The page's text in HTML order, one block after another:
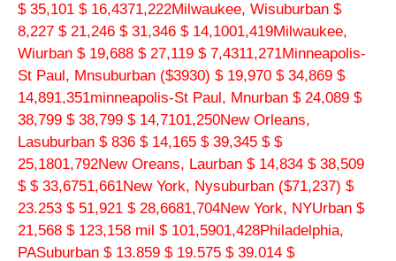
$ 35,101 $ 16,4371,222Milwaukee, Wisuburban $
8,227 $ 21,246 $ 31,346 $ 14,1001,419Milwaukee,
Wiurban $ 19,688 $ 27,119 $ 7,4311,271Minneapolis-
St Paul, Mnsuburban ($3930) $ 19,970 $ 34,869 $
14,891,351minneapolis-St Paul, Mnurban $ 24,089 $
38,799 $ 38,799 $ 14,7101,250New Orleans,
Lasuburban $ 836 $ 14,165 $ 39,345 $ $
25,1801,792New Oreans, Laurban $ 14,834 $ 38,509
$ $ 33,6751,661New York, Nysuburban ($71,237) $
23.253 $ 51,921 $ 28,6681,704New York, NYUrban $
21,568 $ 123,158 mil $ 101,5901,428Philadelphia,
PASuburban $ 13.859 $ 19.575 $ 39.014 $